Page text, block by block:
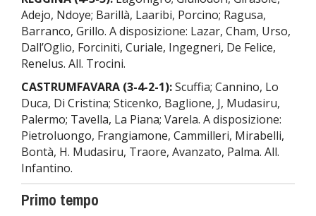
Adejo, Ndoye; Barillà, Laaribi, Porcino; Ragusa,
Barranco, Grillo. A disposizione: Lazar, Cham, Urso,
Dall’Oglio, Forciniti, Curiale, Ingegneri, De Felice,
Renelus. All. Trocini.
CASTRUMFAVARA (3-4-2-1):Scuffia; Cannino, Lo
Duca, Di Cristina; Sticenko, Baglione, J, Mudasiru,
Palermo; Tavella, La Piana; Varela. A disposizione:
Pietroluongo, Frangiamone, Cammilleri, Mirabelli,
Bontà, H. Mudasiru, Traore, Avanzato, Palma. All.
Infantino.
Primo tempo